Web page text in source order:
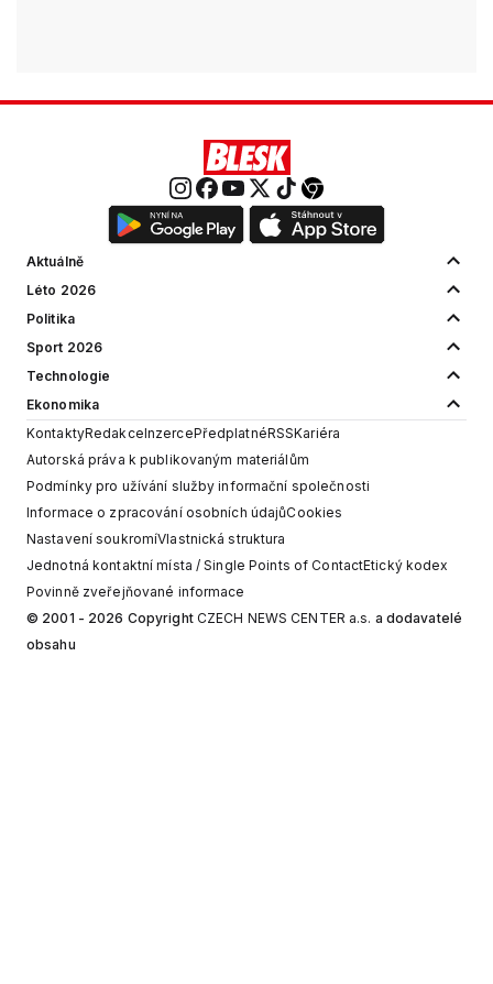
Aktuálně
Léto 2026
Politika
Sport 2026
Technologie
Ekonomika
KontaktyRedakceInzercePředplatnéRSSKariéra
Autorská práva k publikovaným materiálům
Podmínky pro užívání služby informační společnosti
Informace o zpracování osobních údajůCookies
Nastavení soukromíVlastnická struktura
Jednotná kontaktní místa / Single Points of ContactEtický kodex
Povinně zveřejňované informace
© 2001 - 2026 Copyright CZECH NEWS CENTER a.s. a dodavatelé
obsahu